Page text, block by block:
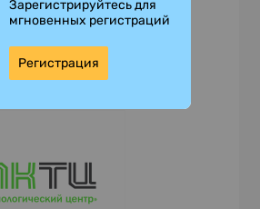
Зарегистрируйтесь для
мгновенных регистраций
Регистрация